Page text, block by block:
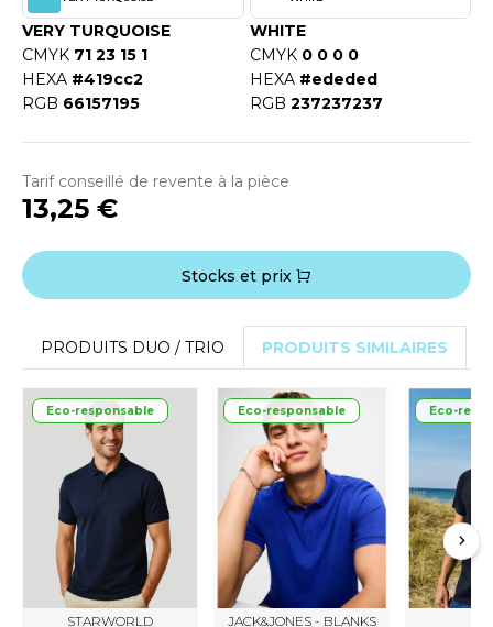
ETIQUETTE
ONE TOWELLING
VERY TURQUOISE
CMYK 71 23 15 1
HEXA #419cc2
RGB 66157195
WHITE
CMYK 0 0 0 0
HEXA #ededed
RGB 237237237
Tarif conseillé de revente à la pièce
13,25 €
Stocks et prix
PRODUITS DUO / TRIO PRODUITS SIMILAIRES
Eco-responsable
STARWORLD
Eco-responsable
JACK&JONES - BLANKS
Eco-